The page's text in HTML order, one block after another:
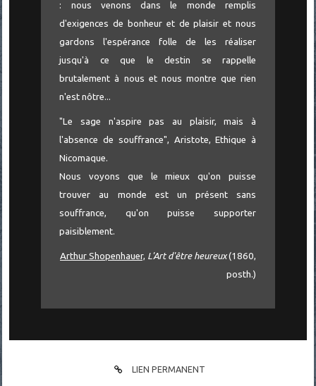
: nous venons dans le monde remplis
d'exigences de bonheur et de plaisir et nous
gardons l'espérance folle de les réaliser
jusqu'à ce que le destin se rappelle
brutalement à nous et nous montre que rien
n'est nôtre...
"Le sage n'aspire pas au plaisir, mais à
l'absence de souffrance", Aristote, Ethique à
Nicomaque.
Nous voyons que le mieux qu'on puisse
trouver au monde est un présent sans
souffrance, qu'on puisse supporter
paisiblement.
Arthur Shopenhauer, L'Art d'être heureux(1860,
posth.)
LIEN PERMANENT